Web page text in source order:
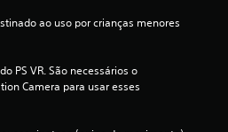
l
ao uso por crianças menores
PS VR. São necessários o
Camera para usar esses